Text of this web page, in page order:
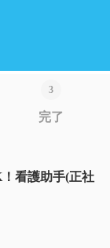
完了
看護助手(正社